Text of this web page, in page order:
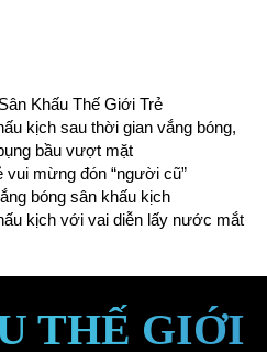
Khấu Thế Giới Trẻ
kịch sau thời gian vắng bóng,
bầu vượt mặt
vui mừng đón “người cũ”
bóng sân khấu kịch
kịch với vai diễn lấy nước mắt
THẾ GIỚI